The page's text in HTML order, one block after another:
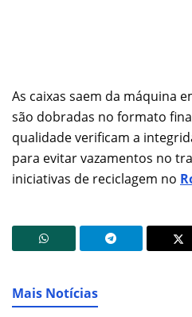
As caixas saem da máquina
são dobradas no formato
qualidade verificam a
para evitar vazamentos no
iniciativas de reciclagem no
Mais Notícias